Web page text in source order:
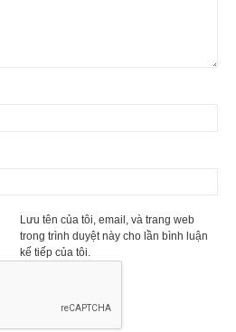
Lưu tên của tôi, email, và trang web
trong trình duyệt này cho lần bình luận
kế tiếp của tôi.